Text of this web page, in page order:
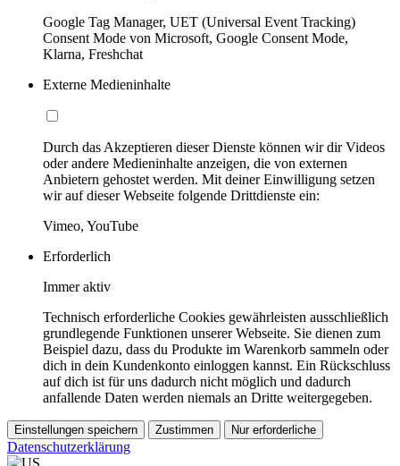
Google Tag Manager, UET (Universal Event Tracking)
Consent Mode von Microsoft, Google Consent Mode,
Klarna, Freshchat
Externe Medieninhalte
Durch das Akzeptieren dieser Dienste können wir dir Videos
oder andere Medieninhalte anzeigen, die von externen
Anbietern gehostet werden. Mit deiner Einwilligung setzen
wir auf dieser Webseite folgende Drittdienste ein:
Vimeo, YouTube
Erforderlich
Immer aktiv
Technisch erforderliche Cookies gewährleisten ausschließlich
grundlegende Funktionen unserer Webseite. Sie dienen zum
Beispiel dazu, dass du Produkte im Warenkorb sammeln oder
dich in dein Kundenkonto einloggen kannst. Ein Rückschluss
auf dich ist für uns dadurch nicht möglich und dadurch
anfallende Daten werden niemals an Dritte weitergegeben.
Einstellungen speichern Zustimmen Nur erforderliche
Datenschutzerklärung